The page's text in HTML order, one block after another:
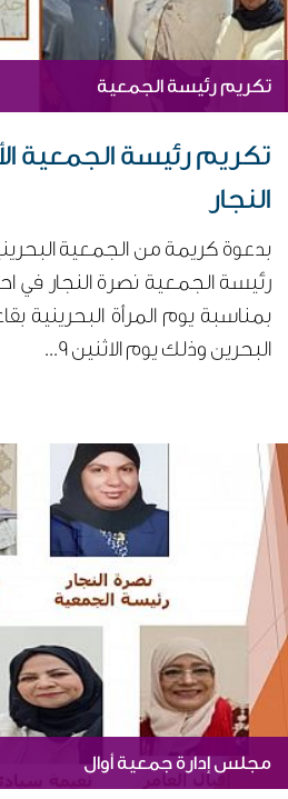
تكريم رئيسة الجمعية
تكريم رئيسة الجمعية
النجار
بدعوة كريمة من الجمعية
رئيسة الجمعية نصرة النجار في
بمناسبة يوم المرأة البحرينية
البحرين وذلك يوم الاثنين 9...
مجلس إدارة جمعية أوال